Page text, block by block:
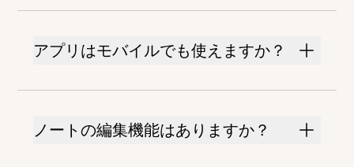
アプリはモバイルでも使えますか？
ノートの編集機能はありますか？